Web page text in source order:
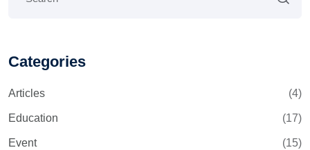
Categories
Articles (4)
Education (17)
Event (15)